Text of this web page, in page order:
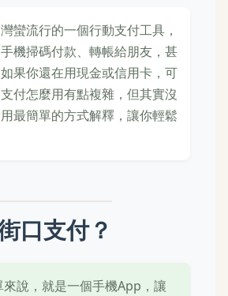
蠻流行的一個行動支付工具，
機掃碼付款、轉帳給朋友，甚
果你還在用現金或信用卡，可
付怎麼用有點複雜，但其實沒
最簡單的方式解釋，讓你輕鬆
口支付？
說，就是一個手機App，讓